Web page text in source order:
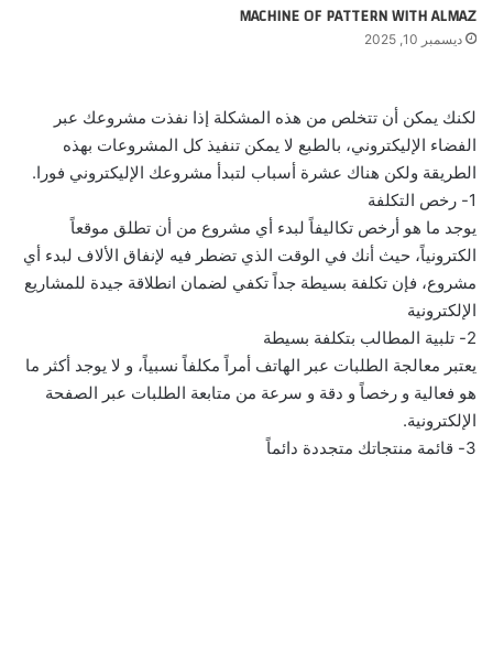
MACHINE OF PATTERN WITH ALMAZ
ديسمبر 10, 2025
لكنك يمكن أن تتخلص من هذه المشكلة إذا نفذت مشروعك عبر
الفضاء الإليكتروني، بالطبع لا يمكن تنفيذ كل المشروعات بهذه
الطريقة ولكن هناك عشرة أسباب لتبدأ مشروعك الإليكتروني فورا.
1- رخص التكلفة
يوجد ما هو أرخص تكاليفاً لبدء أي مشروع من أن تطلق موقعاً
الكترونياً، حيث أنك في الوقت الذي تضطر فيه لإنفاق الألاف لبدء أي
مشروع، فإن تكلفة بسيطة جداً تكفي لضمان انطلاقة جيدة للمشاريع
الإلكترونية
2- تلبية المطالب بتكلفة بسيطة
يعتبر معالجة الطلبات عبر الهاتف أمراً مكلفاً نسبياً، و لا يوجد أكثر ما
هو فعالية و رخصاً و دقة و سرعة من متابعة الطلبات عبر الصفحة
الإلكترونية.
3- قائمة منتجاتك متجددة دائماً